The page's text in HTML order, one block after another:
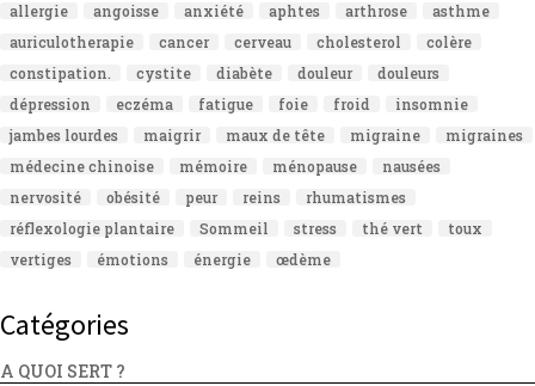
allergie angoisse anxiété aphtes arthrose
asthme
auriculotherapie
cancer cerveau cholesterol
colère
constipation.
cystite diabète douleur
douleurs
dépression
eczéma fatigue foie froid
insomnie
jambes lourdes
maigrir maux de tête migraine
migraines
médecine chinoise
mémoire ménopause
nausées
nervosité
obésité peur reins
rhumatismes
réflexologie plantaire
Sommeil stress thé vert
toux
vertiges
émotions énergie œdème
Catégories
A QUOI SERT ?